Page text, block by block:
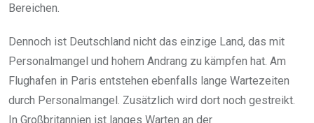
Bereichen.
Dennoch ist Deutschland nicht das einzige Land, das mit
Personalmangel und hohem Andrang zu kämpfen hat. Am
Flughafen in Paris entstehen ebenfalls lange Wartezeiten
durch Personalmangel. Zusätzlich wird dort noch gestreikt.
In Großbritannien ist langes Warten an der